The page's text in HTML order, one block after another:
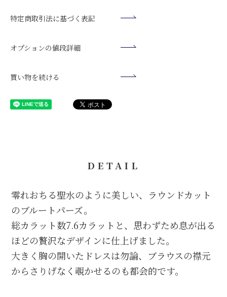
【振込先】
楽天銀行（ラクテンギンコウ）
普通預金口座 口座番号： 7201289
ンセルされます。
円以上660円、10万円以上30万円まで1,100円
ご注文後、7日以内にお振込をお願い致します。期日までに入金
がない場合は自動でキャンセルされます。
※コンビニ決済をご利用の場合、別途決済手数料220円がかかり
ます。
※ご入金が確認でき次第、商品を発送致します。
※配送日をご指定されてる場合は、ご指定日の3日前までに入金
が確認できるようお振込ください。
【ご利用いただけるコンビニ】
い。
商品発送後にお送りするメール
配送状況をご確認いただけます。
⇒日本郵便
い。変形や破壊の原因になります。
ご入浴時は必ず外してください。石鹸や水垢等により、ストー
日焼け止め、ヘアスプレー等は触れると変色の原因となります
特定商取引法に基づく表記
オプションの値段詳細
買い物を続ける
DETAIL
零れおちる聖水のように美しい、ラウンドカット
のブルートパーズ。
総カラット数7.6カラットと、思わずため息が出る
ほどの贅沢なデザインに仕上げました。
大きく胸の開いたドレスは勿論、ブラウスの襟元
からさりげなく覗かせるのも都会的です。